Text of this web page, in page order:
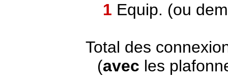
1 Equip. (ou
Total des
(avec les